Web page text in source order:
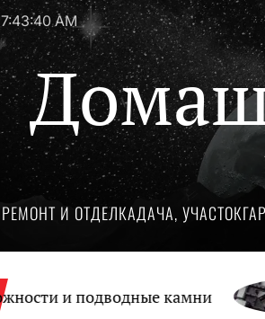
7:43:41 AM
РЕМОНТ И ОТДЕЛКАДАЧА, УЧАСТОК
и подводные камни